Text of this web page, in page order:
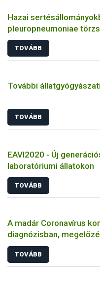
Hazai
pleuropneumoniae
TOVÁBB
További
TOVÁBB
EAVI2020 - Új
laboratóriumi állatokon
TOVÁBB
A madár Coronavírus
diagnózisban,
TOVÁBB